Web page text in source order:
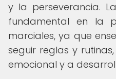
y la perseverancia.
fundamental en la
marciales, ya que
seguir reglas y
emocional y a